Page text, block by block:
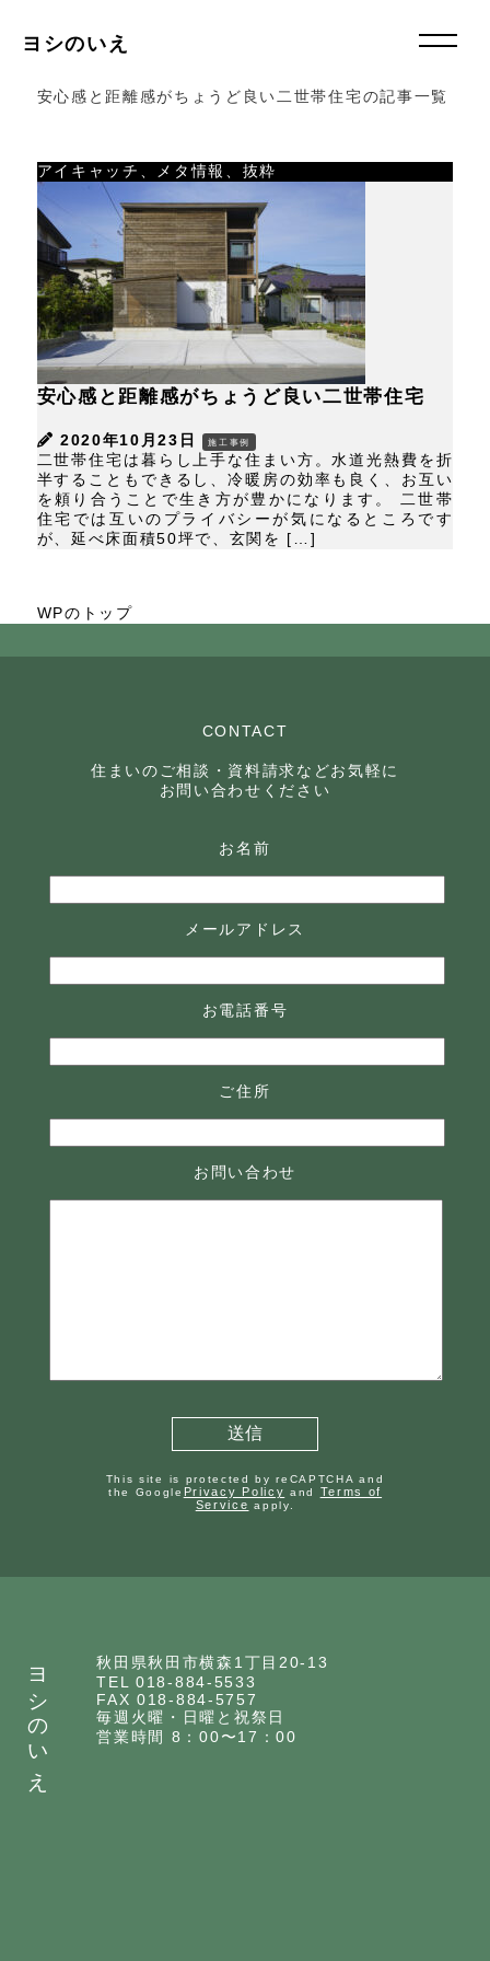
ヨシのいえ
安心感と距離感がちょうど良い二世帯住宅の記事一覧
アイキャッチ、メタ情報、抜粋
安心感と距離感がちょうど良い二世帯住宅
2020年10月23日 施工事例
二世帯住宅は暮らし上手な住まい方。水道光熱費を折
半することもできるし、冷暖房の効率も良く、お互い
を頼り合うことで生き方が豊かになります。 二世帯
住宅では互いのプライバシーが気になるところです
が、延べ床面積50坪で、玄関を […]
WPのトップ
CONTACT
住まいのご相談・資料請求などお気軽に
お問い合わせください
お名前
メールアドレス
お電話番号
ご住所
お問い合わせ
This site is protected by reCAPTCHA and
the Google Privacy Policy and Terms of
Service apply.
ヨシのいえ
秋田県秋田市横森1丁目20-13
TEL 018-884-5533
FAX 018-884-5757
毎週火曜・日曜と祝祭日
営業時間 8：00〜17：00